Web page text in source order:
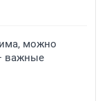
можно
важные